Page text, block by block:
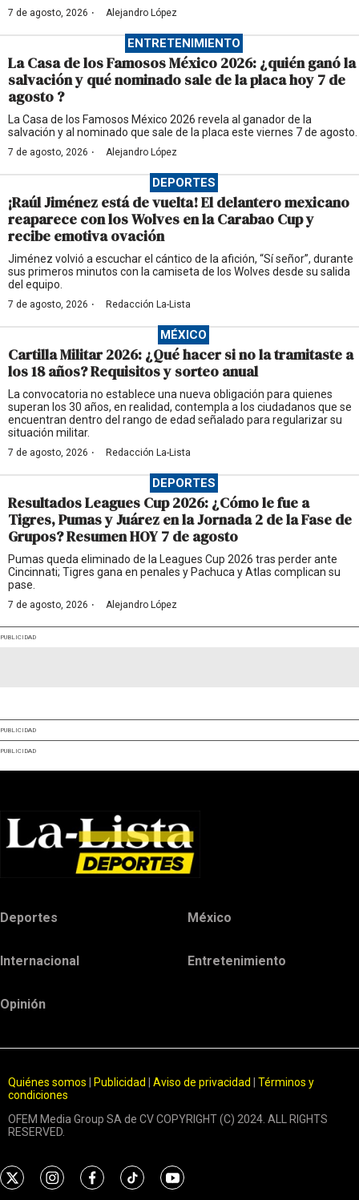
7 de agosto, 2026 · Alejandro López
ENTRETENIMIENTO
La Casa de los Famosos México 2026: ¿quién ganó la
salvación y qué nominado sale de la placa hoy 7 de
agosto ?
La Casa de los Famosos México 2026 revela al ganador de la
salvación y al nominado que sale de la placa este viernes 7 de agosto.
7 de agosto, 2026 · Alejandro López
DEPORTES
¡Raúl Jiménez está de vuelta! El delantero mexicano
reaparece con los Wolves en la Carabao Cup y
recibe emotiva ovación
Jiménez volvió a escuchar el cántico de la afición, “Sí señor”, durante
sus primeros minutos con la camiseta de los Wolves desde su salida
del equipo.
7 de agosto, 2026 · Redacción La-Lista
MÉXICO
Cartilla Militar 2026: ¿Qué hacer si no la tramitaste a
los 18 años? Requisitos y sorteo anual
La convocatoria no establece una nueva obligación para quienes
superan los 30 años, en realidad, contempla a los ciudadanos que se
encuentran dentro del rango de edad señalado para regularizar su
situación militar.
7 de agosto, 2026 · Redacción La-Lista
DEPORTES
Resultados Leagues Cup 2026: ¿Cómo le fue a
Tigres, Pumas y Juárez en la Jornada 2 de la Fase de
Grupos? Resumen HOY 7 de agosto
Pumas queda eliminado de la Leagues Cup 2026 tras perder ante
Cincinnati; Tigres gana en penales y Pachuca y Atlas complican su
pase.
7 de agosto, 2026 · Alejandro López
PUBLICIDAD
PUBLICIDAD
PUBLICIDAD
Deportes México
Internacional Entretenimiento
Opinión
Quiénes somos Publicidad Aviso de privacidad
Términos y
condiciones
OFEM Media Group SA de CV COPYRIGHT (C) 2024. ALL RIGHTS
RESERVED.
t
i
f
t
y